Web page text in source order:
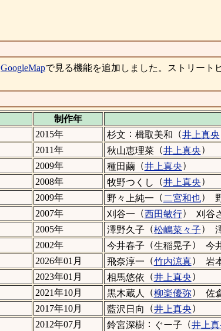
GoogleMapで見る機能を追加しました。ストリート
制作年
2015年 杉文 ： 楫取美和 （井上真央
2011年 秋山恵理菜（井上真央）
2009年 種田繭（井上真央）
2008年 牧野つくし （井上真央）
2009年 野々上純一 （ 二宮和也）
2007年 刈谷一 （西田敏行） 刈谷
2005年 澤野久子 （松嶋菜々子）
2002年 今井春子 （生稲晃子） 今
2026年01月 飛奈淳一 （竹内涼真） 岩
2023年01月 相馬悠依 （井上真央）
2021年10月 黒木蔵人 （柳楽優弥） 佐
2017年10月 藍沢日向 （井上真央）
2012年07月 鈴宮深樹： ぐー子 （井上